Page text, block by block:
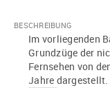
BESCHREIBUNG
Im vorliegenden
Grundzüge der
Fernsehen von
Jahre dargestellt.